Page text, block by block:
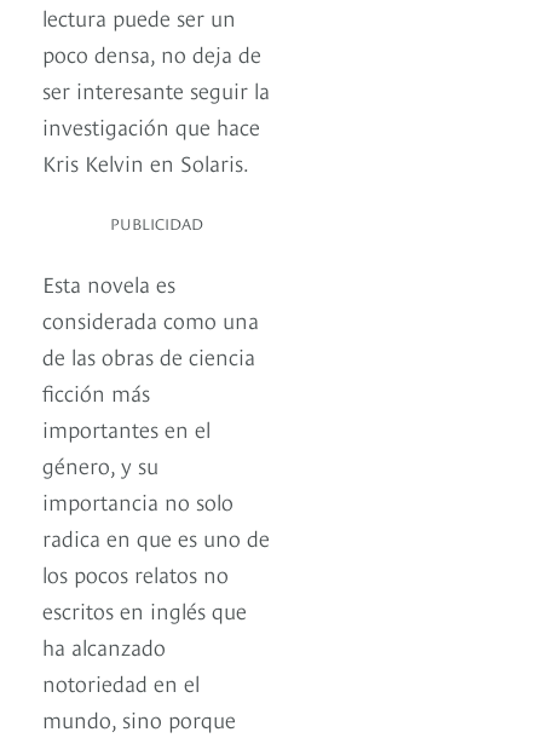
lectura puede ser un
poco densa, no deja de
ser interesante seguir la
investigación que hace
Kris Kelvin en Solaris.
PUBLICIDAD
Esta novela es
considerada como una
de las obras de ciencia
ficción más
importantes en el
género, y su
importancia no solo
radica en que es uno de
los pocos relatos no
escritos en inglés que
ha alcanzado
notoriedad en el
mundo, sino porque